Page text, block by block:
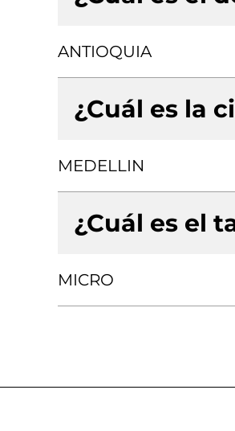
ANTIOQUIA
¿Cuál es la
MEDELLIN
¿Cuál es el
MICRO